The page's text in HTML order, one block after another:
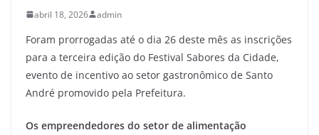
abril 18, 2026 admin
Foram prorrogadas até o dia 26 deste mês as inscrições
para a terceira edição do Festival Sabores da Cidade,
evento de incentivo ao setor gastronômico de Santo
André promovido pela Prefeitura.
Os empreendedores do setor de alimentação